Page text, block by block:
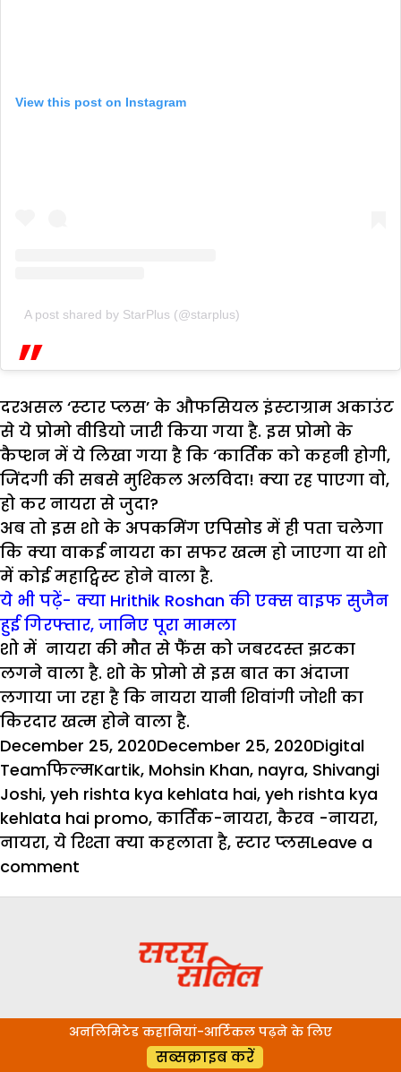
View this post on Instagram
A post shared by StarPlus (@starplus)
दरअसल ‘स्‍टार प्‍लस’ के औफसियल इंस्‍टाग्राम अकाउंट
से ये प्रोमो वीडियो जारी किया गया है. इस प्रोमो के
कैप्शन में ये लिखा गया है कि ‘कार्तिक को कहनी होगी,
जिंदगी की सबसे मुश्‍क‍िल अलविदा! क्‍या रह पाएगा वो,
हो कर नायरा से जुदा?
अब तो इस शो के अपकमिंग एपिसोड में ही पता चलेगा
कि क्या वाकई नायरा का सफर खत्म हो जाएगा या शो
में कोई महाट्विस्ट होने वाला है.
ये भी पढ़ें- क्या Hrithik Roshan की एक्स वाइफ सुजैन
हुई गिरफ्तार, जानिए पूरा मामला
शो में नायरा की मौत से फैंस को जबरदस्त झटका
लगने वाला है. शो के प्रोमो से इस बात का अंदाजा
लगाया जा रहा है कि नायरा यानी शिवांगी जोशी का
किरदार खत्म होने वाला है.
Posted
on
December 25, 2020December 25, 2020Author
Digital
TeamCategories
फिल्मTags
Kartik, Mohsin Khan, nayra, Shivangi
Joshi, yeh rishta kya kehlata hai, yeh rishta kya
kehlata hai promo, कार्तिक-नायरा, कैरव -नायरा,
नायरा, ये रिश्ता क्या कहलाता है, स्‍टार प्‍लसLeave a
comment
Kehlata
क्या
अनलिमिटेड कहानियां-आर्टिकल पढ़ने के लिए
सब्सक्राइब करें